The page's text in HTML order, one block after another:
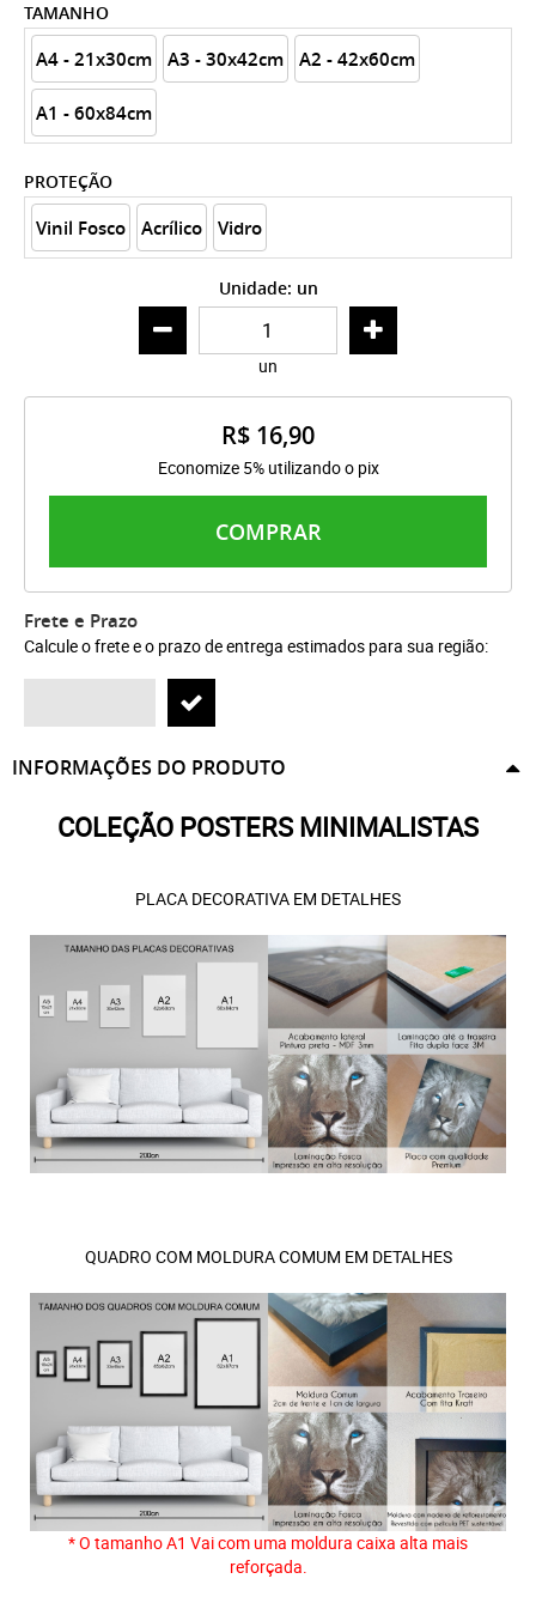
TAMANHO
A4 - 21x30cm A3 - 30x42cm A2 - 42x60cm
A1 - 60x84cm
PROTEÇÃO
Vinil Fosco Acrílico Vidro
Unidade: un
un
R$ 16,90
Economize 5% utilizando o pix
COMPRAR
Frete e Prazo
Calcule o frete e o prazo de entrega estimados para sua região:
INFORMAÇÕES DO PRODUTO
COLEÇÃO POSTERS MINIMALISTAS
PLACA DECORATIVA EM DETALHES
QUADRO COM MOLDURA COMUM EM DETALHES
* O tamanho A1 Vai com uma moldura caixa alta mais
reforçada.